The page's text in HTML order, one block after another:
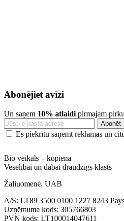
Abonējiet avīzi
Un saņem 10% atlaidi pirmajam
Es piekrītu saņemt reklāmas un
Bio veikals – kopiena
Veselībai un dabai draudzīgs klāsts
Žaliuomenė, UAB
A/S: LT89 3500 0100 1227 8243
Uzņēmuma kods: 305766803
PVN kods: LT100014047611